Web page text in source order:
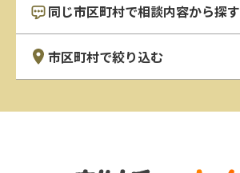
同じ市区町村で相談内容から探す
市区町村で絞り込む